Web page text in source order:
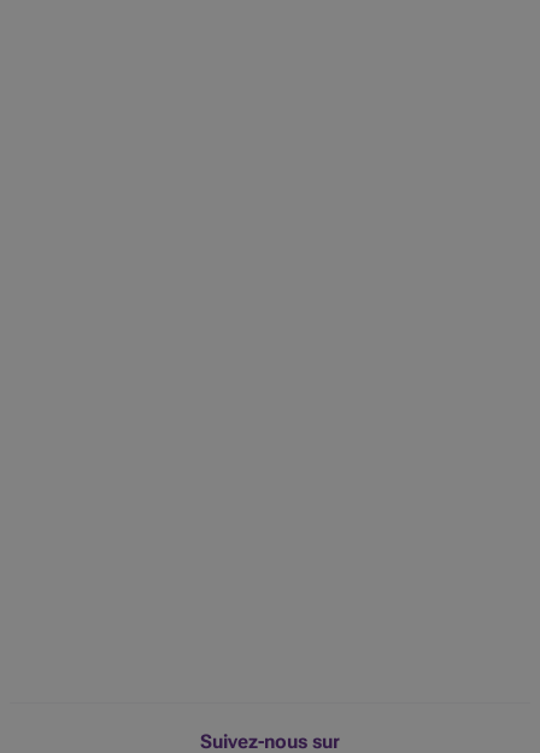
Suivez-nous sur